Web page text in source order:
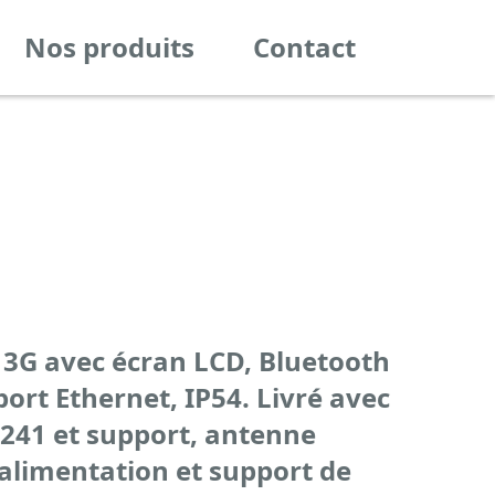
Nos produits Contact
avec écran LCD, Bluetooth
Ethernet, IP54. Livré avec
et support, antenne
et support de